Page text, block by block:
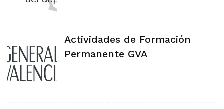
Actividades de Formación
Permanente GVA